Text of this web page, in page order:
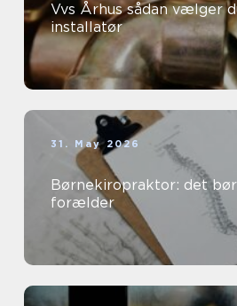
Vvs Århus sådan vælger du den rigtige
installatør
31. May 2026
Børnekiropraktor: det
forælder